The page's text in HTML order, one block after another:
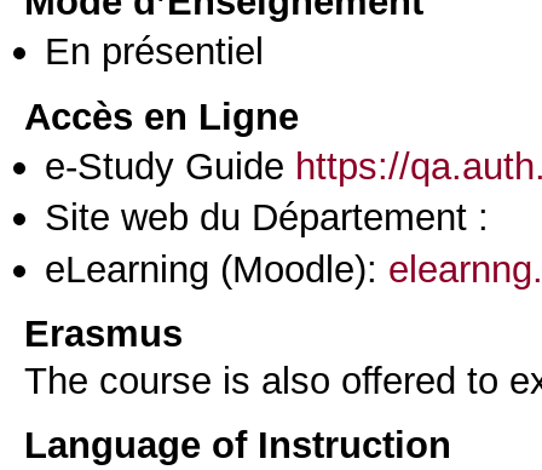
En présentiel
Accès en Ligne
e-Study Guide https://
Site web du Département :
eLearning (Moodle):
Erasmus
The course is also offered to
Language of Instruction